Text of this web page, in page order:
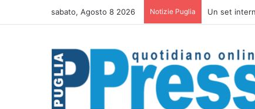
sabato, Agosto 8 2026 Notizie Puglia Un set